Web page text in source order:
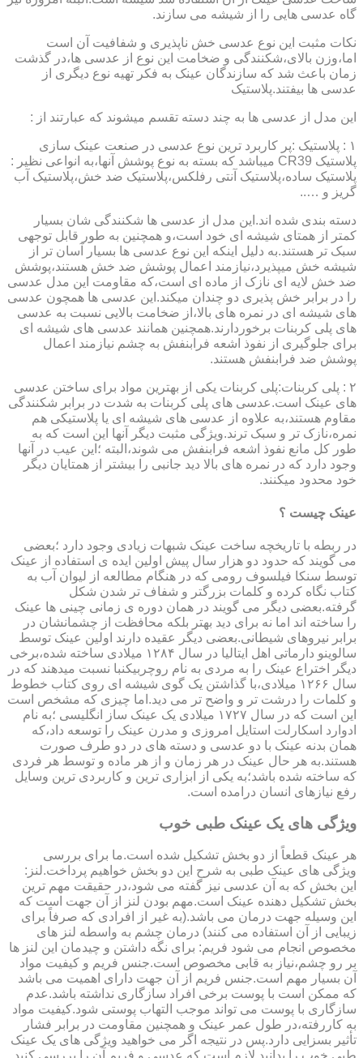
گاه عدسی هایی را از شیشه می سازند.
نکات مثبت این نوع عدسی خش ناپذیری و شفافیت آن است
اما،وزن بالای،شکنندگی و ضخامت این نوع از عدسی ها،در گذشت
زمان باعث شد که سازندگان عینک به فکر تهیه نوع دیگری از
عدسی ها بیفتند.پلاستیک
این مدل از عدسی ها به چند دسته تقسم میشوند که عبارتند از :
۱ : پلاستیک :پر کاربرد ترین نوع عدسی در صنعت عینک سازی
پلاستیک CR39 میباشد که بسته به نوع پوشش آنها،به انواعی نظیر :
پلاستیک ساده،پلاستیک آنتی رفلکس،پلاستیک ضد خش،پلاستیک آب
گریز و …..
دسته بندی شده اند.این مدل از عدسی ها شکنندگی شان بسیار
کمتر از همتای شیشه ای خود است،و همچنین به طور قابل توجهی
سبک تر هستند.به دلیل اینکه این نوع عدسی ها بسیار آسان تر از
شیشه خش میپذیرد،نیازمند اعمال پوشش ضد خش هستند،پوشش
ضد خش لایه ای نازک از ماده ای است،که مقاومت این مدل عدسی
را در برابر خش پذیری دو چندان میکند.این عدسی ها همچون عدسی
های شیشه ای در نمره های بالا،از ضخامت بالایی نسبت به عدسی
های پلی کربنات برخوردارند.همچنین همانند عدسی های شیشه ای
برای جلوگیری از نفوذ اشعه فرابنفش به چشم نیازمند اعمال
پوشش ضد فرابنفش هستند.
۲ : پلی کربنات:پلی کربنات یکی از بهترین مواد برای ساختن عدسی
های عینک است.عدسی های پلی کربنات به شدت در برابر شکنندگی
مقاوم هستند،به علاوه از عدسی های شیشه ای یا پلاستیکی هم
نمره،نازک تر و سبک ترند.ویژگی مثبت دیگر آنها این است که به
طور کل مانع نفوذ اشعه فرابنفش می شوند،البته ؛این عیب در آنها
وجود دارد که در نمره های بالا دید جانبی را بیشتر از همتایان دیگر
خود محدود میکنند.
عینک چیست ؟
در ربطه با تاریخچه ساخت عینک شبهات زیادی وجود دارد ؛بعضی
می گویند که حدود دو هزار سال پیش اولین ایده ی استفاده از عینک
توسط سنکا فیلسوف رومی که در هنگام مطالعه از لیوان آب به
کتاب نگاه کرده و کلمات بزرگتر و شفاف تر شدن شکل
گرفته.بعضی دیگر می گویند در همان دوره ی زمانی چینی ها عینک
را ساخته اند اما نه برای دید بهتر بلکه محافظت از چشمانشان در
برابر نیروهای شیطانی.بعضی دیگر عقیده دارند اولین عینک توسط
سالوینو دارماتی اهل ایتالیا در سال ۱۲۸۴ میلادی ساخته شده،برخی
دیگر اختراع عینک را به مردی به نام روچربیکنبا نسبت میدهند که در
سال ۱۲۶۶ میلادی،با گذاشتن یک گوی شیشه ای روی کتاب خطوط
و کلمات را درشت تر و واضح تر می دید.اما چیزی که مشخص است
این است که در سال ۱۷۲۷ میلادی یک عینک ساز انگلیسی ؛به نام
ادوارد اسکارلت استایل امروزی و مدرن عینک را توسعه داد،که
همان بدنه عینک با دو عدسی و دسته های در دو طرف صورت
هستند.به هر حال عینک در هر زمان و از هر ماده و توسط هر فردی
که ساخته شده باشد؛به یکی از ابزاری ترین و کاربردی ترین وسایل
رفع نیازهای انسان درامده است.
ویژگی های یک عینک طبی خوب
هر عینک قطعاً از دو بخش تشکیل شده است.ما برای بررسی
ویژگی های عینک طبی به شرح این دو بخش خواهیم پرداخت.لنز:
این بخش که به آن عدسی نیز گفته می شود،در حقیقت مهم ترین
بخش تشکیل دهنده عینک است.مهم بودن لنز از آن جهت است که
این وسیله جهت درمان می باشد.(به غیر از افرادی که صرفاً برای
زیبایی از آن استفاده می کنند) درمان چشم به واسطه لنز های
مخصوص انجام می شود فریم: برای نگه داشتن و چیدمان این لنز ها
بر رو چشم،نیاز به قابی مخصوص است.جنس فریم و کیفیت مواد
آن بسیار مهم است.جنس فریم از آن جهت دارای اهمیت می باشد
که ممکن است با پوست برخی افراد سازگاری نداشته باشد.عدم
سازگاری با پوست می تواند موجب التهاب پوستی شود.کیفیت مواد
به کاررفته،در طول عمر عینک و همچنین مقاومت در برابر فشار
تأثیر بسزایی دارد.پس در نتیجه اگر می خواهید ویژگی های یک عینک